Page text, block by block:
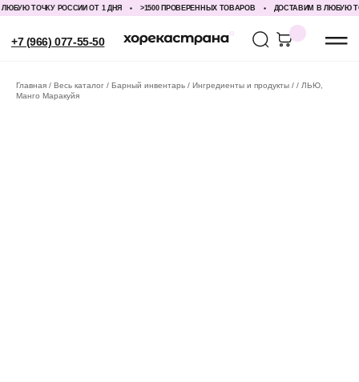
ТОЧКУ РОССИИ ОТ 1 ДНЯ >1500 ПРОВЕРЕННЫХ ТОВАРОВ ДОСТАВИМ В ЛЮБУЮ
Главная Весь каталог Барный инвентарь Ингредиенты и продукты
ЛЬЮ,
Манго Маракуйя